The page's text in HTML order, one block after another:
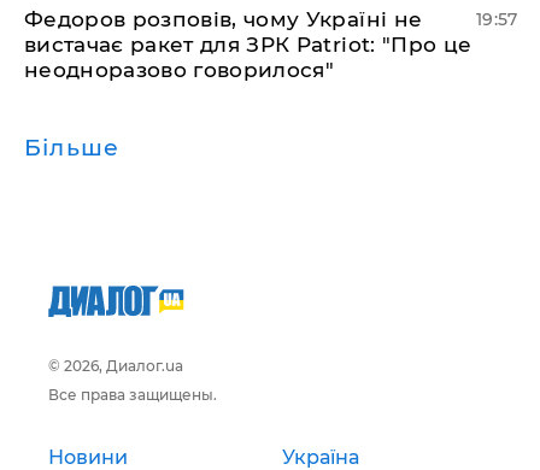
​Федоров розповів, чому Україні не
вистачає ракет для ЗРК Patriot: "Про це
неодноразово говорилося"
19:57
Більше
© 2026, Диалог.ua
Все права защищены.
Новини Україна